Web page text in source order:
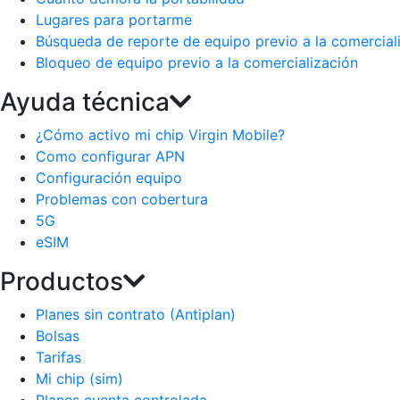
Lugares para portarme
Búsqueda de reporte de equipo previo a la
Bloqueo de equipo previo a la comercialización
Ayuda técnica
¿Cómo activo mi chip Virgin Mobile?
Como configurar APN
Configuración equipo
Problemas con cobertura
5G
eSIM
Productos
Planes sin contrato (Antiplan)
Bolsas
Tarifas
Mi chip (sim)